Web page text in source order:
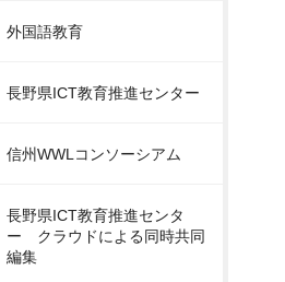
外国語教育
長野県ICT教育推進センター
信州WWLコンソーシアム
長野県ICT教育推進センタ
ー クラウドによる同時共同
編集